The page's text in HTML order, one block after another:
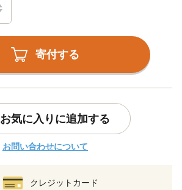
寄付する
お気に入りに追加する
お問い合わせについて
クレジットカード